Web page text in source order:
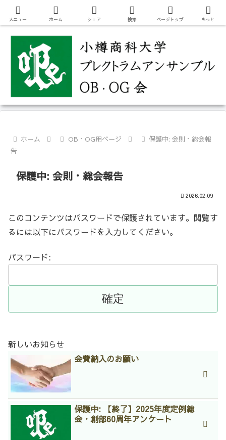
マンドリンオーケストラ【小樽商科大学プレクトラムアンサンブル(OPE)】
OB・OG会 公式ホームページ
ホーム OB・OG用ページ
保護中: 会則・総会報
告
保護中: 会則・総会報告
2026.02.09
このコンテンツはパスワードで保護されています。閲覧す
るには以下にパスワードを入力してください。
パスワード:
新しいお知らせ
会費納入のお願い
保護中: 【終了】2025年度定例総
会・創部60周年アンケート
メニュー ホーム シェア 検索 ページトップ もっと